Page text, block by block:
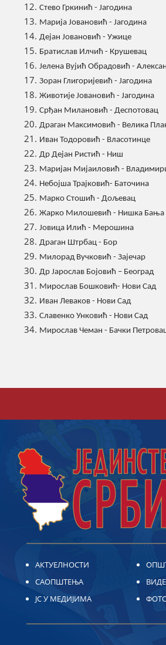
Стево Гркинић - Јагодина
Марија Јовановић - Јагодина
Дејан Јовановић - Ужице
Братислав Илчић - Крушевац
Јелена Вујић Обрадовић -
Зоран Глигоријевић - Јагодина
Животије Јовановић - Јагодина
Срђан Милановић - Деспотовац
Драган Максимовић - Велика
Иван Тодоровић - Власотинце
Др Дејан Ристић - Ниш
Маријан Мијаиловић -
Небојша Трајковић- Баточина
Марко Стошић - Дољевац
Жарко Милошевић - Нишка Бања
Јовица Илић - Мерошина
Драган Штрбац - Бор
Милорад Вучковић - Зајечар
Др Јарослав Бојoвић – Београд
Мирослав Бошковић- Нови Сад
Иван Леваков - Нови Сад
Славенко Унковић - Нови Сад
Мирослав Чеман - Бачки
АКТУЕЛНОСТИ
САОПШТЕЊА
ЈС У МЕДИЈИМА